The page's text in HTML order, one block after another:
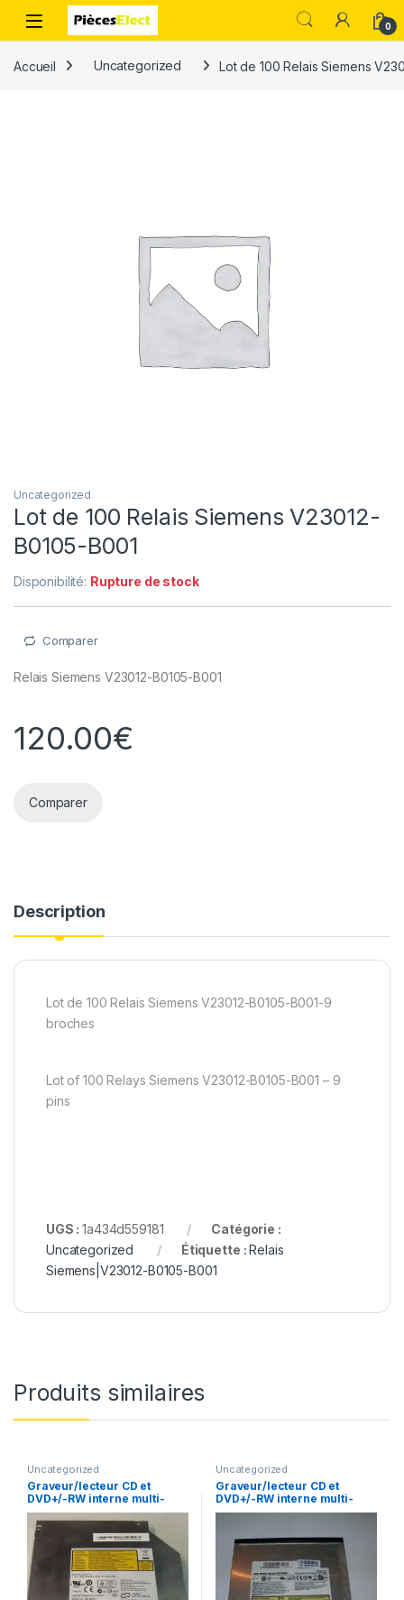
0
Accueil Uncategorized Lot de 100 Relais Siemens
Uncategorized
Lot de 100 Relais Siemens V23012-
B0105-B001
Disponibilité: Rupture de stock
Comparer
Relais Siemens V23012-B0105-B001
120.00€
Comparer
Description
Lot de 100 Relais Siemens V23012-B0105-B001-9
broches
Lot of 100 Relays Siemens V23012-B0105-B001 – 9
pins
UGS :1a434d559181
Catégorie :
Uncategorized
Étiquette : Relais
Siemens|V23012-B0105-B001
Produits similaires
Uncategorized
Graveur/lecteur CD et
DVD+/-RW interne multi-
recorder portable AD-7530A
Uncategorized
Graveur/lecteur CD et
DVD+/-RW interne multi-
recorder portable SN-S082